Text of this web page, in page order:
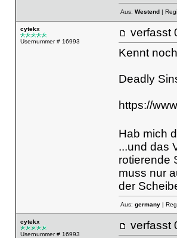
Aus: Westend|
cytekx
Usernummer # 16993
verfasst
Kennt
Deadly
https://
Hab mich
...und das
rotierende
muss nur
der
Aus: germany|
cytekx
Usernummer # 16993
verfasst